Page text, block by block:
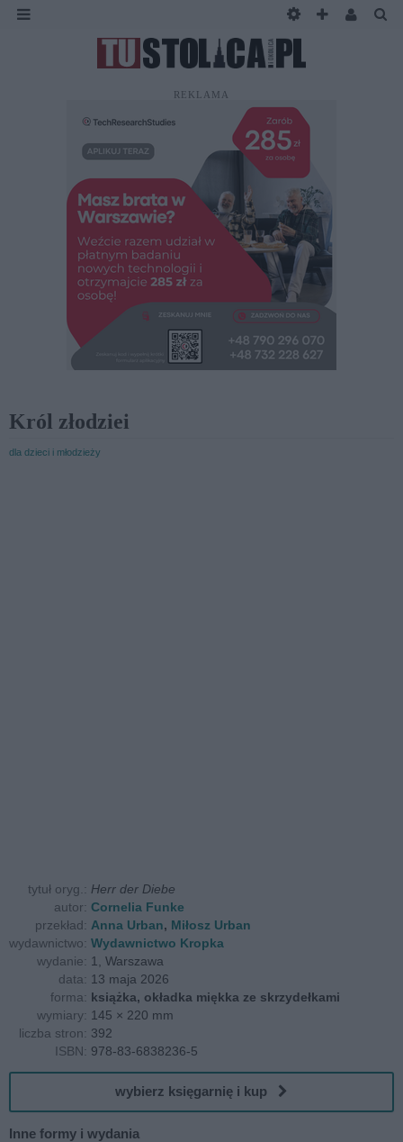
REKLAMA
Król złodziei
dla dzieci i młodzieży
tytuł oryg.: Herr der Diebe
autor: Cornelia Funke
przekład: Anna Urban, Miłosz Urban
wydawnictwo: Wydawnictwo Kropka
wydanie: 1, Warszawa
data: 13 maja 2026
forma: książka, okładka miękka ze skrzydełkami
wymiary: 145 × 220 mm
liczba stron: 392
ISBN: 978-83-6838236-5
wybierz księgarnię i kup
Inne formy i wydania